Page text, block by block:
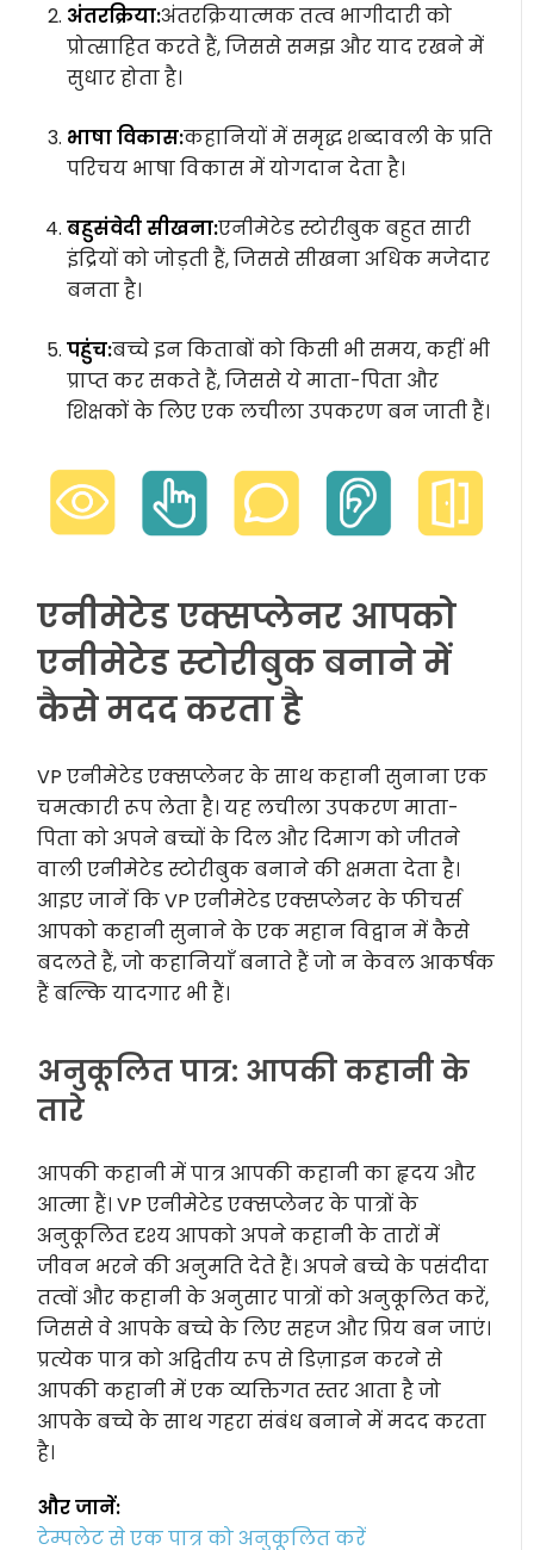
अंतरक्रिया:अंतरक्रियात्मक तत्व भागीदारी को
प्रोत्साहित करते हैं, जिससे समझ और याद रखने में
सुधार होता है।
भाषा विकास:कहानियों में समृद्ध शब्दावली के प्रति
परिचय भाषा विकास में योगदान देता है।
बहुसंवेदी सीखना:एनीमेटेड स्टोरीबुक बहुत सारी
इंद्रियों को जोड़ती हैं, जिससे सीखना अधिक मजेदार
बनता है।
पहुंच:बच्चे इन किताबों को किसी भी समय, कहीं भी
प्राप्त कर सकते हैं, जिससे ये माता-पिता और
शिक्षकों के लिए एक लचीला उपकरण बन जाती हैं।
एनीमेटेड एक्सप्लेनर आपको
एनीमेटेड स्टोरीबुक बनाने में
कैसे मदद करता है
VP एनीमेटेड एक्सप्लेनर के साथ कहानी सुनाना एक
चमत्कारी रूप लेता है। यह लचीला उपकरण माता-
पिता को अपने बच्चों के दिल और दिमाग को जीतने
वाली एनीमेटेड स्टोरीबुक बनाने की क्षमता देता है।
आइए जानें कि VP एनीमेटेड एक्सप्लेनर के फीचर्स
आपको कहानी सुनाने के एक महान विद्वान में कैसे
बदलते हैं, जो कहानियाँ बनाते हैं जो न केवल आकर्षक
हैं बल्कि यादगार भी हैं।
अनुकूलित पात्र: आपकी कहानी के
तारे
आपकी कहानी में पात्र आपकी कहानी का हृदय और
आत्मा हैं। VP एनीमेटेड एक्सप्लेनर के पात्रों के
अनुकूलित दृश्य आपको अपने कहानी के तारों में
जीवन भरने की अनुमति देते हैं। अपने बच्चे के पसंदीदा
तत्वों और कहानी के अनुसार पात्रों को अनुकूलित करें,
जिससे वे आपके बच्चे के लिए सहज और प्रिय बन जाएं।
प्रत्येक पात्र को अद्वितीय रूप से डिज़ाइन करने से
आपकी कहानी में एक व्यक्तिगत स्तर आता है जो
आपके बच्चे के साथ गहरा संबंध बनाने में मदद करता
है।
और जानें:
टेम्पलेट से एक पात्र को अनुकूलित करें